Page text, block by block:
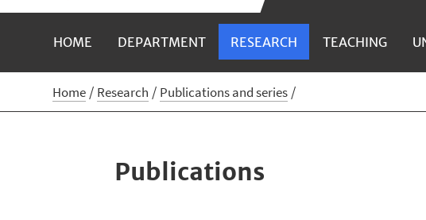
HOME DEPARTMENT RESEARCH TEACHING
Home Research Publications and series
Publications